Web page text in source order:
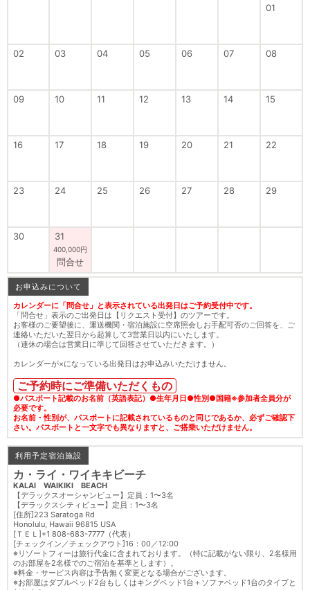
01
02 03 04 05 06 07 08
09 10 11 12 13 14 15
16 17 18 19 20 21 22
23 24 25 26 27 28 29
30 31
400,000円
問合せ
お申込みについて
カレンダーに「問合せ」と表示されている出発日はご予約受付中です。
「問合せ」表示のご出発日は【リクエスト受付】のツアーです。
お客様のご要望後に、運送機関・宿泊施設に空席照会しお手配可否のご回答を、ご
連絡いただいた翌日から起算して3営業日以内にいたします。
（連休の場合は営業日に準じて回答させていただきます。）
カレンダーが×になっている出発日はお申込みいただけません。
ご予約時にご準備いただくもの
●パスポート記載のお名前（英語表記）●生年月日●性別●国籍※参加者全員分が
必要です。
お名前・性別が、パスポートに記載されているものと同じであるか、必ずご確認下
さい。パスポートと一文字でも異なりますと、ご搭乗いただけません。
利用予定宿泊施設
カ・ライ・ワイキキビーチ
KALAI WAIKIKI BEACH
【デラックスオーシャンビュー】定員：1〜3名
【デラックスシティビュー】定員：1〜3名
[住所]223 Saratoga Rd
Honolulu, Hawaii 96815 USA
[ＴＥＬ]+1 808-683-7777（代表）
[チェックイン／チェックアウト]16：00／12:00
※リゾートフィーは旅行代金に含まれております。（特に記載がない限り、2名様用
のお部屋を2名様でのご宿泊を基準とします）。
※料金・サービス内容は予告無く変更となる場合がございます。
※お部屋はダブルベッド2台もしくはキングベッド1台＋ソファベッド1台のタイプと